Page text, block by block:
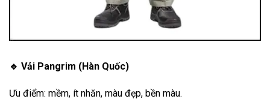
🔹 Vải Pangrim (Hàn Quốc)
Ưu điểm: mềm, ít nhăn, màu đẹp, bền màu.